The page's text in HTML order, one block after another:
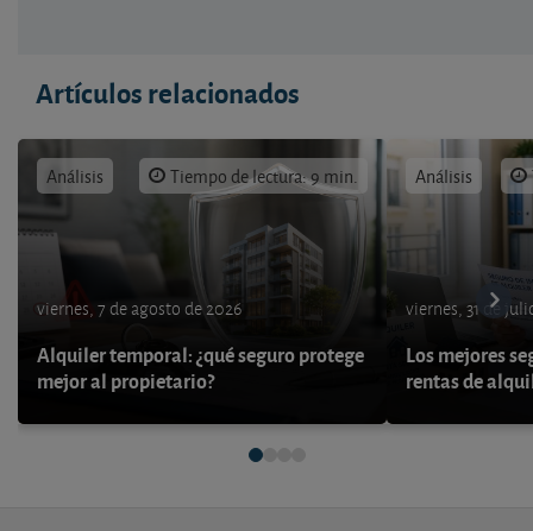
Artículos relacionados
Análisis Tiempo de lectura: 9 min.
viernes, 7 de agosto de 2026
Alquiler temporal: ¿qué seguro protege
mejor al propietario?
Análisis
viernes, 31 de
Los mejores
rentas de